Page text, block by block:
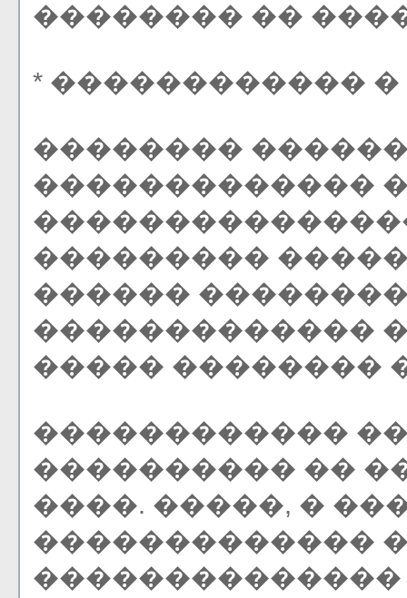
�������� ��
* ������������
��������
�������������
���������
������
�������������
����� ��������
������������
���������� ��
����. �����, �
�������������
��������������